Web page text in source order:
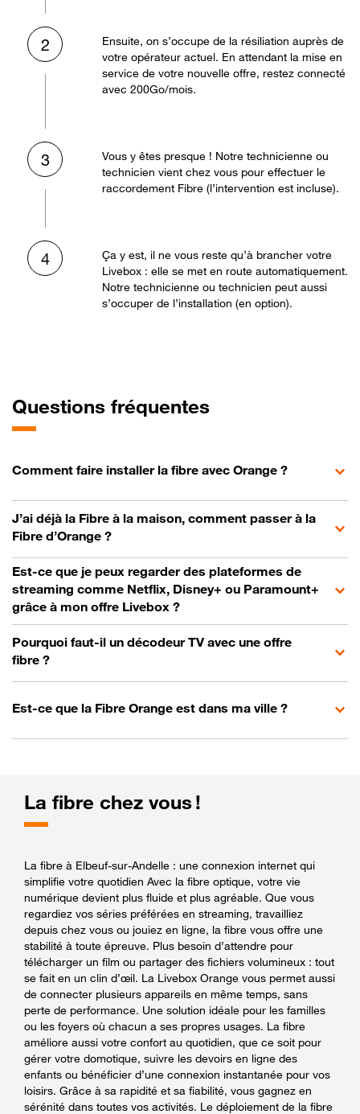
2
Ensuite, on s’occupe de la résiliation auprès de
votre opérateur actuel. En attendant la mise en
service de votre nouvelle offre, restez connecté
avec 200Go/mois.
3
Vous y êtes presque ! Notre technicienne ou
technicien vient chez vous pour effectuer le
raccordement Fibre (l’intervention est incluse).
4
Ça y est, il ne vous reste qu’à brancher votre
Livebox : elle se met en route automatiquement.
Notre technicienne ou technicien peut aussi
s’occuper de l’installation (en option).
Questions fréquentes
Comment faire installer la fibre avec Orange ?
J’ai déjà la Fibre à la maison, comment passer à la
Fibre d’Orange ?
Est-ce que je peux regarder des plateformes de
streaming comme Netflix, Disney+ ou Paramount+
grâce à mon offre Livebox ?
Pourquoi faut-il un décodeur TV avec une offre
fibre ?
Est-ce que la Fibre Orange est dans ma ville ?
La fibre chez vous !
La fibre à Elbeuf-sur-Andelle : une connexion internet qui
simplifie votre quotidien Avec la fibre optique, votre vie
numérique devient plus fluide et plus agréable. Que vous
regardiez vos séries préférées en streaming, travailliez
depuis chez vous ou jouiez en ligne, la fibre vous offre une
stabilité à toute épreuve. Plus besoin d’attendre pour
télécharger un film ou partager des fichiers volumineux : tout
se fait en un clin d’œil. La Livebox Orange vous permet aussi
de connecter plusieurs appareils en même temps, sans
perte de performance. Une solution idéale pour les familles
ou les foyers où chacun a ses propres usages. La fibre
améliore aussi votre confort au quotidien, que ce soit pour
gérer votre domotique, suivre les devoirs en ligne des
enfants ou bénéficier d’une connexion instantanée pour vos
loisirs. Grâce à sa rapidité et sa fiabilité, vous gagnez en
sérénité dans toutes vos activités. Le déploiement de la fibre